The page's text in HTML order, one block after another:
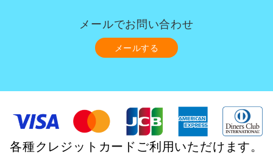
メールでお問い合わせ
メールする
各種クレジットカードご利用いただけます。